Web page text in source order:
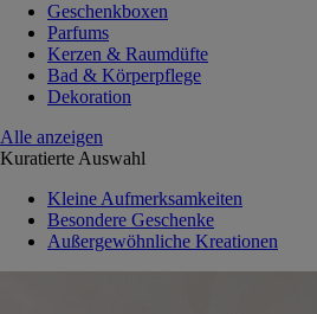
Geschenkboxen
Parfums
Kerzen & Raumdüfte
Bad & Körperpflege
Dekoration
Alle anzeigen
Kuratierte Auswahl
Kleine Aufmerksamkeiten
Besondere Geschenke
Außergewöhnliche Kreationen